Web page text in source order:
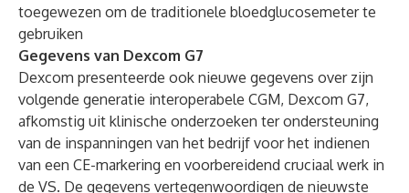
toegewezen om de traditionele bloedglucosemeter te
gebruiken
Gegevens van Dexcom G7
Dexcom presenteerde ook nieuwe gegevens over zijn
volgende generatie interoperabele CGM, Dexcom G7,
afkomstig uit klinische onderzoeken ter ondersteuning
van de inspanningen van het bedrijf voor het indienen
van een CE-markering en voorbereidend cruciaal werk in
de VS. De gegevens vertegenwoordigen de nieuwste